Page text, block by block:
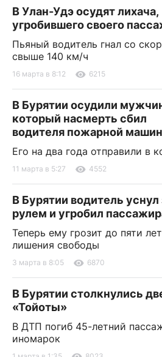
В Улан-Удэ осудят лихача,
угробившего своего
Пьяный водитель гнал со
свыше 140 км/ч
16 марта в 8:12 6215
В Бурятии осудили
который насмерть сбил
водителя пожарной
Его на два года отправили в
11 марта в 5:27 4552
В Бурятии водитель уснул
рулем и угробил
Теперь ему грозит до пяти лет
лишения свободы
3 марта в 8:05 6870
В Бурятии столкнулись
«Тойоты»
В ДТП погиб 45-летний
иномарок